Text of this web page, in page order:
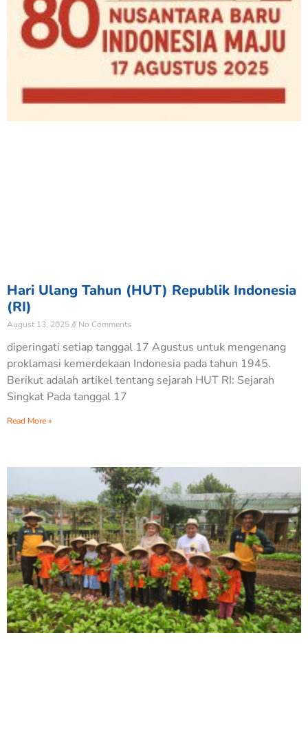
Hari Ulang Tahun (HUT) Republik Indonesia
(RI)
August 13, 2025 No Comments
diperingati setiap tanggal 17 Agustus untuk mengenang
proklamasi kemerdekaan Indonesia pada tahun 1945.
Berikut adalah artikel tentang sejarah HUT RI: Sejarah
Singkat Pada tanggal 17
Read More »